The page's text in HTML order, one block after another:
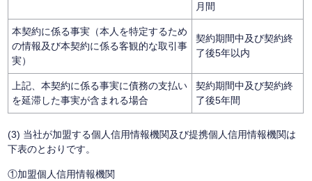
月間
本契約に係る事実（本人を特定するため
の情報及び本契約に係る客観的な取引事
実）
契約期間中及び契約終
了後5年以内
上記、本契約に係る事実に債務の支払い
を延滞した事実が含まれる場合
契約期間中及び契約終
了後5年間
(3) 当社が加盟する個人信用情報機関及び提携個人信用情報機関は
下表のとおりです。
①加盟個人信用情報機関